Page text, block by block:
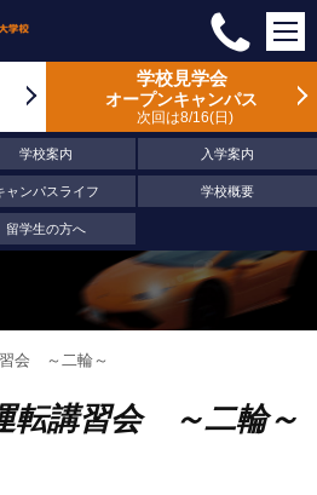
学校見学会
オープンキャンパス
次回は8/16 日
学校案内 入学案内
ャンパスライフ 学校概要
留学生の方へ
習会 ～二輪～
転講習会 ～二輪～